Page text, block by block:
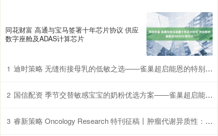
同花财富 高通与宝马签署十年芯片协议 供应
数字座舱及ADAS计算芯片
1 迪时策略 无缝衔接母乳的低敏之选——雀巢超启能恩的特别优势
2 国信配资 季节交替敏感宝宝的奶粉优选方案——雀巢超启能恩，守护脆弱肠胃
3 睿新策略 Oncology Research 特刊征稿丨肿瘤代谢异质性：机制、生物标志物与治疗意义_研究